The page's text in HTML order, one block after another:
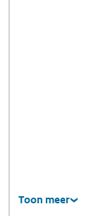
Toon meer